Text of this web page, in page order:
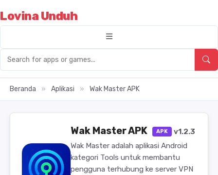
Lovina Unduh
Beranda » Aplikasi » Wak Master APK
Wak Master APK APK
v1.2.3
Wak Master adalah aplikasi Android
kategori Tools untuk membantu
pengguna terhubung ke server VPN